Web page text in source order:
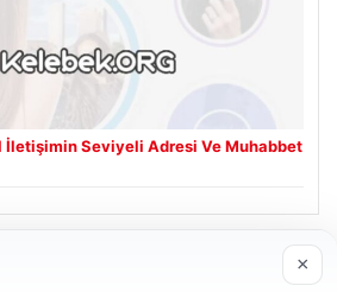
İletişimin Seviyeli Adresi Ve Muhabbet
×